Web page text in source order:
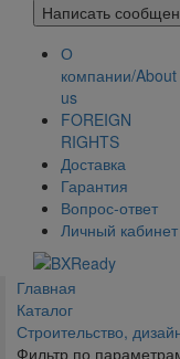
Написать
О
компании/About
us
FOREIGN
RIGHTS
Доставка
Гарантия
Вопрос-ответ
Личный кабинет
Главная
Каталог
Строительство,
Фильтр по